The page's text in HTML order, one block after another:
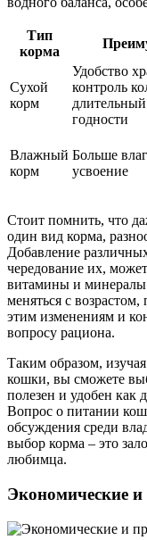
Тип
корма
Сухой
корм
Удобство
контроль
годности
Влажный
корм
Больше
усвоение
Стоит помнить, что
один вид корма,
Добавление
чередование их,
витамины и
меняться с
этим изменениям и
вопросу рациона.
Таким образом,
кошки, вы сможете
полезен и удобен как
Вопрос о питании
обсуждения среди
выбор корма – это
любимца.
Экономические и